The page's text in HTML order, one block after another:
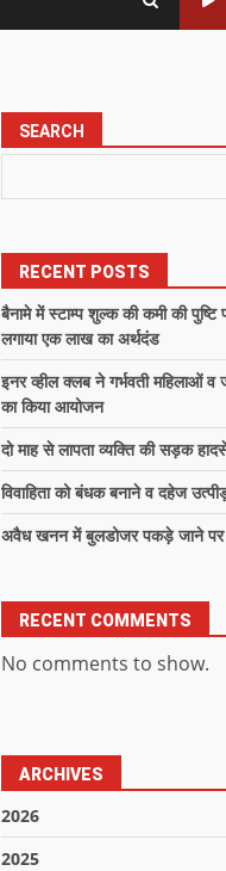
SEARCH
RECENT POSTS
बैनामे में स्टाम्प शुल्क की कमी की
लगाया एक लाख का अर्थदंड
इनर व्हील क्लब ने गर्भवती महिलाओं व
का किया आयोजन
दो माह से लापता व्यक्ति की सड़क
विवाहिता को बंधक बनाने व दहेज
अवैध खनन में बुलडोजर पकड़े जाने पर
RECENT COMMENTS
No comments to show.
ARCHIVES
2026
2025